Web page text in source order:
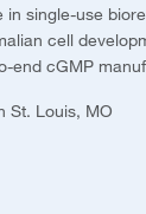
single-use
cell
end cGMP
St. Louis, MO